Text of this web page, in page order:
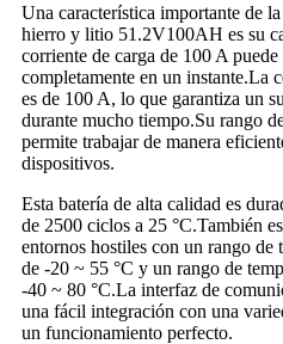
Una característica importante de
hierro y litio 51.2V100AH ​​es su
corriente de carga de 100 A
completamente en un instante.La
es de 100 A, lo que garantiza un
durante mucho tiempo.Su rango
permite trabajar de manera
dispositivos.
Esta batería de alta calidad es
de 2500 ciclos a 25 °C.También
entornos hostiles con un rango
de -20 ~ 55 °C y un rango de
-40 ~ 80 °C.La interfaz de
una fácil integración con una
un funcionamiento perfecto.